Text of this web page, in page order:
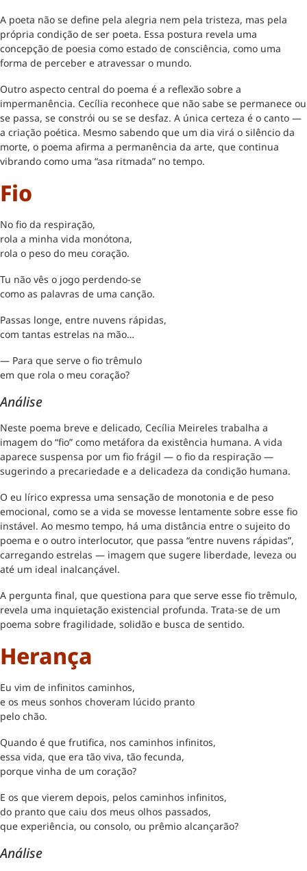
A poeta não se define pela alegria nem pela tristeza, mas pela
própria condição de ser poeta. Essa postura revela uma
concepção de poesia como estado de consciência, como uma
forma de perceber e atravessar o mundo.
Outro aspecto central do poema é a reflexão sobre a
impermanência. Cecília reconhece que não sabe se permanece ou
se passa, se constrói ou se se desfaz. A única certeza é o canto —
a criação poética. Mesmo sabendo que um dia virá o silêncio da
morte, o poema afirma a permanência da arte, que continua
vibrando como uma “asa ritmada” no tempo.
Fio
No fio da respiração,
rola a minha vida monótona,
rola o peso do meu coração.
Tu não vês o jogo perdendo-se
como as palavras de uma canção.
Passas longe, entre nuvens rápidas,
com tantas estrelas na mão…
— Para que serve o fio trêmulo
em que rola o meu coração?
Análise
Neste poema breve e delicado, Cecília Meireles trabalha a
imagem do “fio” como metáfora da existência humana. A vida
aparece suspensa por um fio frágil — o fio da respiração —
sugerindo a precariedade e a delicadeza da condição humana.
O eu lírico expressa uma sensação de monotonia e de peso
emocional, como se a vida se movesse lentamente sobre esse fio
instável. Ao mesmo tempo, há uma distância entre o sujeito do
poema e o outro interlocutor, que passa “entre nuvens rápidas”,
carregando estrelas — imagem que sugere liberdade, leveza ou
até um ideal inalcançável.
A pergunta final, que questiona para que serve esse fio trêmulo,
revela uma inquietação existencial profunda. Trata-se de um
poema sobre fragilidade, solidão e busca de sentido.
Herança
Eu vim de infinitos caminhos,
e os meus sonhos choveram lúcido pranto
pelo chão.
Quando é que frutifica, nos caminhos infinitos,
essa vida, que era tão viva, tão fecunda,
porque vinha de um coração?
E os que vierem depois, pelos caminhos infinitos,
do pranto que caiu dos meus olhos passados,
que experiência, ou consolo, ou prêmio alcançarão?
Análise